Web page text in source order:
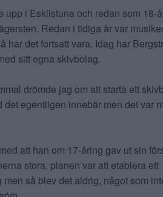
upp i Eskilstuna och redan som 18-
Redan i tidiga år var
har det fortsatt vara. Idag har
sitt egna skivbolag.
drömde jag om att starta ett
egentligen innebär men det var
att han om 17-åring gav ut sin
stora, planen var att etablera ett
så blev det aldrig, något som